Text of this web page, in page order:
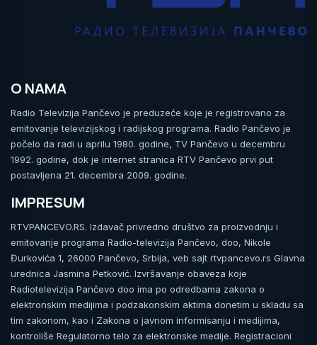
O NAMA
Radio Televizija Pančevo je preduzeće koje je registrovano za
emitovanje televizijskog i radijskog programa. Radio Pančevo je
počelo da radi u aprilu 1980. godine, TV Pančevo u decembru
1992. godine, dok je internet stranica RTV Pančevo prvi put
postavljena 21. decembra 2009. godine.
IMPRESUM
RTVPANCEVO.RS. Izdavač privredno društvo za proizvodnju i
emitovanje programa Radio-televizija Pančevo, doo, Nikole
Đurkovića 1, 26000 Pančevo, Srbija, veb sajt rtvpancevo.rs Glavna
urednica Jasmina Petković. Izvršavanje obaveza koje
Radiotelevizija Pančevo doo ima po odredbama zakona o
elektronskim medijima i podzakonskim aktima donetim u skladu sa
tim zakonom, kao i Zakona o javnom informisanju i medijima,
kontroliše Regulatorno telo za elektronske medije. Registracioni